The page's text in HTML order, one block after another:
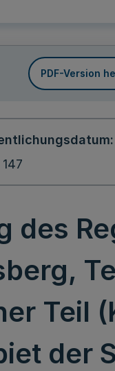
PDF-Version
147
des
Teil
der